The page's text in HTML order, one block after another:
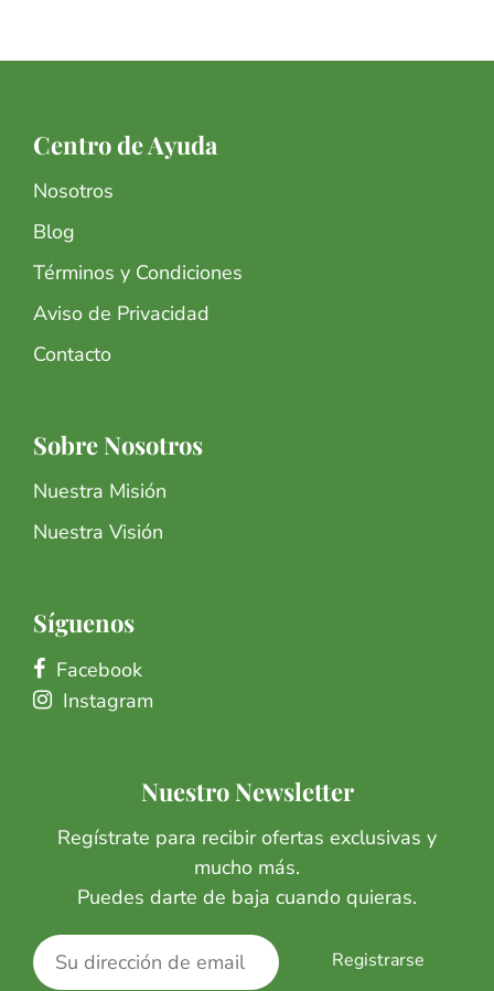
Centro de Ayuda
Nosotros
Blog
Términos y Condiciones
Aviso de Privacidad
Contacto
Sobre Nosotros
Nuestra Misión
Nuestra Visión
Síguenos
Facebook
Instagram
Nuestro Newsletter
Regístrate para recibir ofertas exclusivas y
mucho más.
Puedes darte de baja cuando quieras.
Registrarse